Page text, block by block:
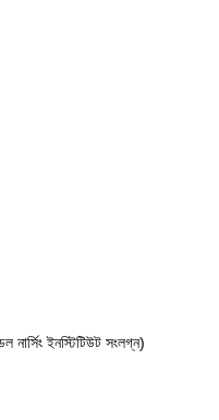
নার্সিং ইনস্টিটিউট সংলগ্ন)